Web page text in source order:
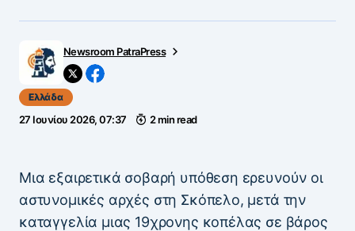
Newsroom PatraPress
Ελλάδα
27 Ιουνίου 2026, 07:37 2 min read
Μια εξαιρετικά σοβαρή υπόθεση ερευνούν οι
αστυνομικές αρχές στη Σκόπελο, μετά την
καταγγελία μιας 19χρονης κοπέλας σε βάρος